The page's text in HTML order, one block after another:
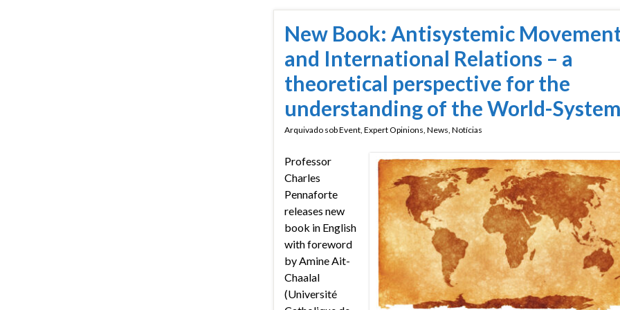
New Book: Antisystemic
and International Relations – a
theoretical perspective for the
understanding of the World-
Arquivado sobEvent, Expert Opinions News Notícias
Professor
Charles
Pennaforte
releases new
book in English
with foreword
by Amine Ait-
Chaalal
(Université